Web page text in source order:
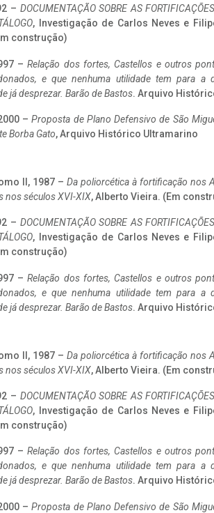
– DOCUMENTAÇÃO SOBRE AS
, Investigação de Carlos Neves e
construção)
–Relação dos fortes, Castellos e outros
e que nenhuma utilidade tem para a
já desprezar. Barão de Bastos. Arquivo
–Proposta de Plano Defensivo de São
Borba Gato, Arquivo Histórico Ultramarino
II, 1987 – Da poliorcética à fortificação nos
nos séculos XVI-XIX, Alberto Vieira. (Em
– DOCUMENTAÇÃO SOBRE AS
, Investigação de Carlos Neves e
construção)
–Relação dos fortes, Castellos e outros
e que nenhuma utilidade tem para a
já desprezar. Barão de Bastos. Arquivo
II, 1987 – Da poliorcética à fortificação nos
nos séculos XVI-XIX, Alberto Vieira. (Em
– DOCUMENTAÇÃO SOBRE AS
, Investigação de Carlos Neves e
construção)
–Relação dos fortes, Castellos e outros
e que nenhuma utilidade tem para a
já desprezar. Barão de Bastos. Arquivo
–Proposta de Plano Defensivo de São